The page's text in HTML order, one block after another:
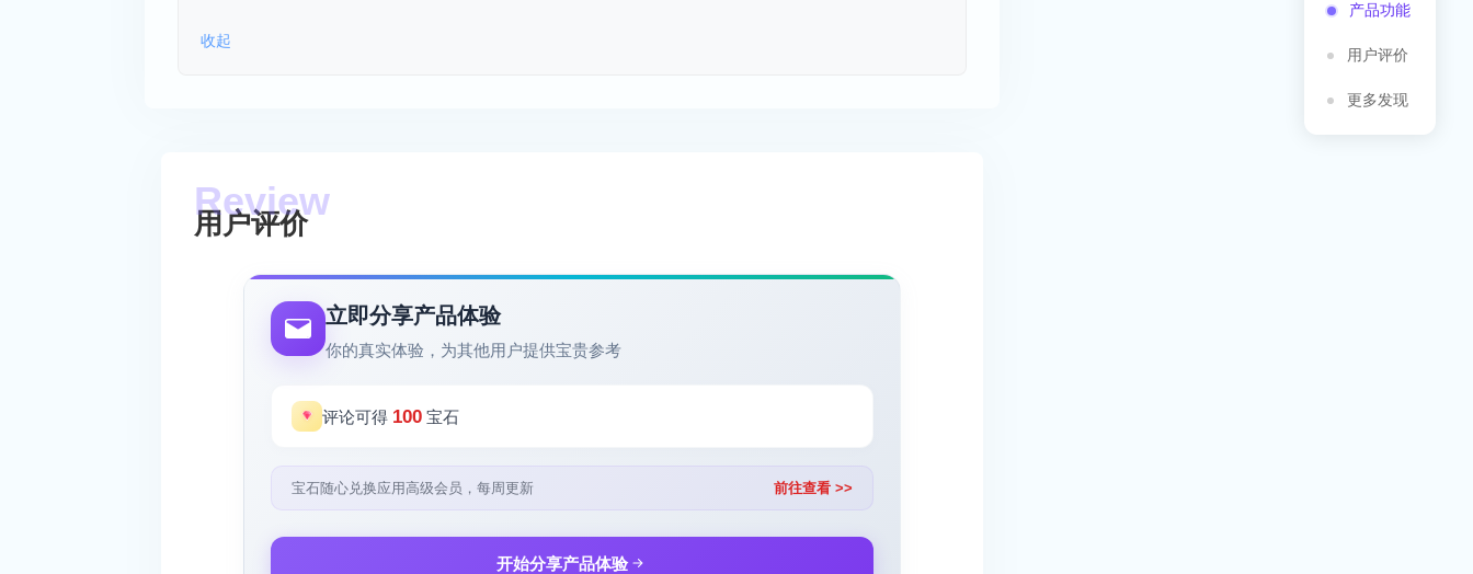
产品功能
用户评价
更多发现
收起
用户评价
立即分享产品体验
你的真实体验，为其他用户提供宝贵参考
评论可得 100 宝石
宝石随心兑换应用高级会员，每周更新 前往查看 >>
开始分享产品体验